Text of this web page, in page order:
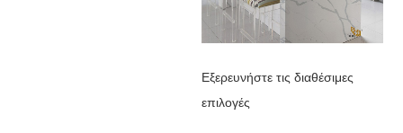
Εξερευνήστε τις διαθέσιμες
επιλογές